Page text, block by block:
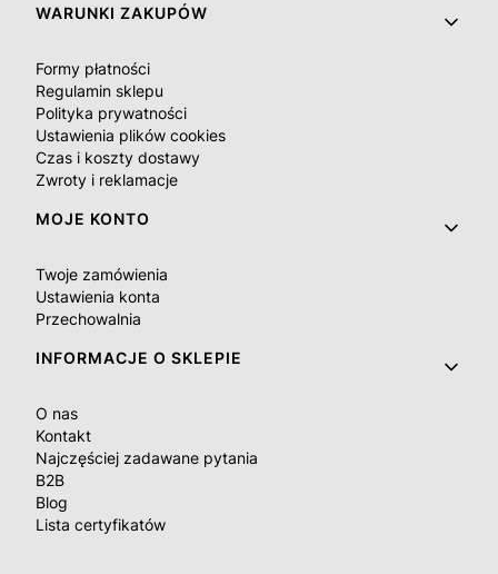
Linki w stopce
WARUNKI ZAKUPÓW
Formy płatności
Regulamin sklepu
Polityka prywatności
Ustawienia plików cookies
Czas i koszty dostawy
Zwroty i reklamacje
MOJE KONTO
Twoje zamówienia
Ustawienia konta
Przechowalnia
INFORMACJE O SKLEPIE
O nas
Kontakt
Najczęściej zadawane pytania
B2B
Blog
Lista certyfikatów